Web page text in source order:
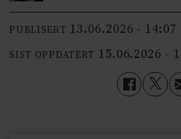
PUBLISERT 13.06.2026 - 14:07
SIST OPPDATERT 15.06.2026 -